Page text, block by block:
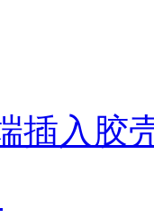
插入胶